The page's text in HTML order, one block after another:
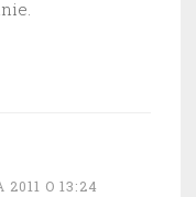
2011 O 13:24